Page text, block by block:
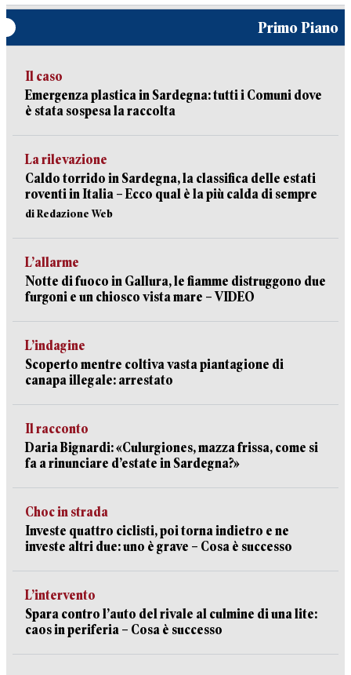
Primo Piano
Il caso
Emergenza plastica in Sardegna: tutti i Comuni dove
è stata sospesa la raccolta
La rilevazione
Caldo torrido in Sardegna, la classifica delle estati
roventi in Italia – Ecco qual è la più calda di sempre
di Redazione Web
L’allarme
Notte di fuoco in Gallura, le fiamme distruggono due
furgoni e un chiosco vista mare – VIDEO
L’indagine
Scoperto mentre coltiva vasta piantagione di
canapa illegale: arrestato
Il racconto
Daria Bignardi: «Culurgiones, mazza frissa, come si
fa a rinunciare d’estate in Sardegna?»
Choc in strada
Investe quattro ciclisti, poi torna indietro e ne
investe altri due: uno è grave – Cosa è successo
L’intervento
Spara contro l’auto del rivale al culmine di una lite:
caos in periferia – Cosa è successo